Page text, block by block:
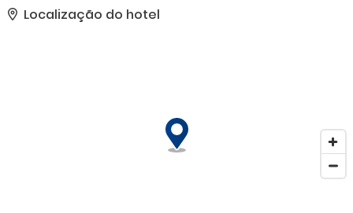
lavanderia e lavagem a seco e balcão de recepção 24 horas.
Mediante uma sobretaxa, há serviço de traslado de/para o
Localização do hotel